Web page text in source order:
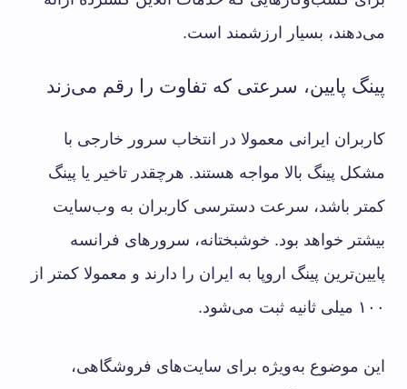
می‌دهند، بسیار ارزشمند است.
پینگ پایین، سرعتی که تفاوت را رقم می‌زند
کاربران ایرانی معمولا در انتخاب سرور خارجی با
مشکل پینگ بالا مواجه هستند. هرچقدر تاخیر یا پینگ
کمتر باشد، سرعت دسترسی کاربران به وب‌سایت
بیشتر خواهد بود. خوشبختانه، سرورهای فرانسه
پایین‌ترین پینگ اروپا به ایران را دارند و معمولا کمتر از
۱۰۰ میلی ثانیه ثبت می‌شود.
این موضوع به‌ویژه برای سایت‌های فروشگاهی،